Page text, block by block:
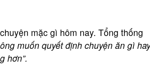
mặc gì hôm nay. Tổng thống
muốn quyết định chuyện ăn gì
hơn”.